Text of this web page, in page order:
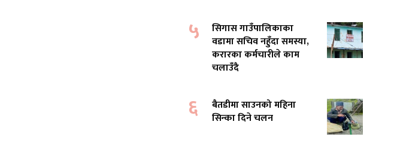
५
सिगास गाउँपालिकाका
वडामा सचिव नहुँदा समस्या,
करारका कर्मचारीले काम
चलाउँदै
६
बैतडीमा साउनको महिना
सिन्का दिने चलन